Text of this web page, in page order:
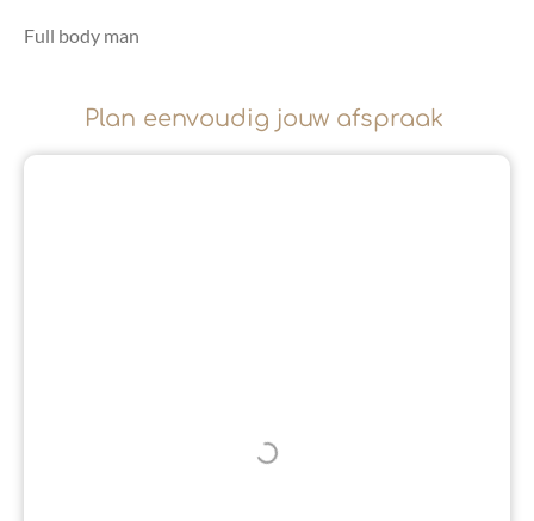
Full body man
Plan eenvoudig jouw afspraak